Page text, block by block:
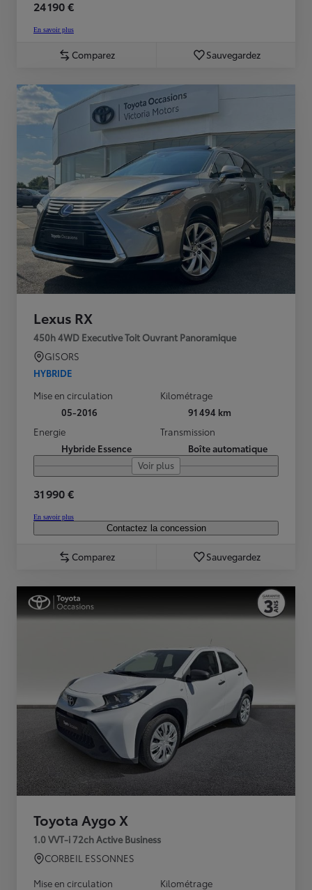
24 190 €
En savoir plus
Comparez Sauvegardez
Lexus RX
450h 4WD Executive Toit Ouvrant Panoramique
GISORS
HYBRIDE
Mise en circulation
05-2016
Kilométrage
91 494 km
Energie
Hybride Essence
Transmission
Boîte automatique
Voir plus
31 990 €
En savoir plus
Contactez la concession
Comparez Sauvegardez
Toyota Aygo X
1.0 VVT-i 72ch Active Business
CORBEIL ESSONNES
Mise en circulation
Kilométrage